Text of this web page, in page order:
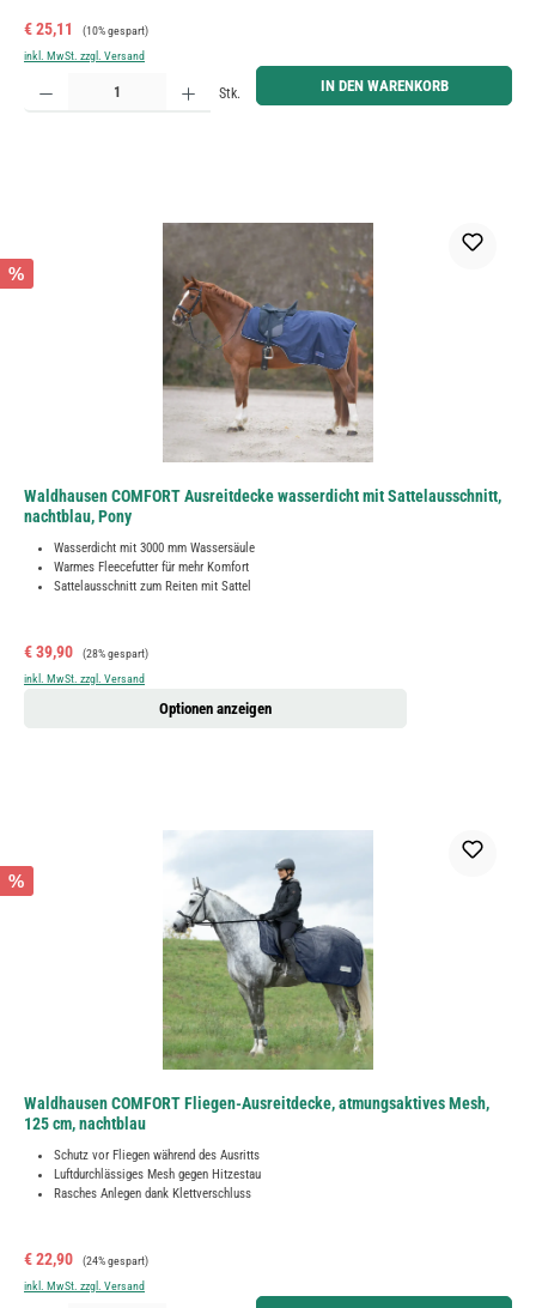
Verkaufspreis:
€ 25,11 Regulärer Preis:
(10% gespart)
inkl. MwSt. zzgl. Versand
Produkt Anzahl: Gib den gewünschten Wert ein oder benutze die Schaltflächen um die Anzahl zu
Stk. IN DEN WARENKORB
%
Waldhausen COMFORT Ausreitdecke wasserdicht mit Sattelausschnitt,
nachtblau, Pony
Wasserdicht mit 3000 mm Wassersäule
Warmes Fleecefutter für mehr Komfort
Sattelausschnitt zum Reiten mit Sattel
Verkaufspreis:
€ 39,90 Regulärer Preis:
(28% gespart)
inkl. MwSt. zzgl. Versand
Optionen anzeigen
%
Waldhausen COMFORT Fliegen-Ausreitdecke, atmungsaktives Mesh,
125 cm, nachtblau
Schutz vor Fliegen während des Ausritts
Luftdurchlässiges Mesh gegen Hitzestau
Rasches Anlegen dank Klettverschluss
Verkaufspreis:
€ 22,90 Regulärer Preis:
(24% gespart)
inkl. MwSt. zzgl. Versand
Produkt Anzahl: Gib den gewünschten Wert ein oder benutze die Schaltflächen um die Anzahl zu